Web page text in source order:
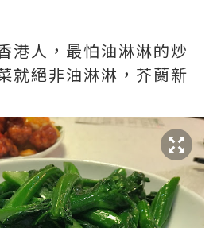
港人，最怕油淋淋的炒
就絕非油淋淋，芥蘭新